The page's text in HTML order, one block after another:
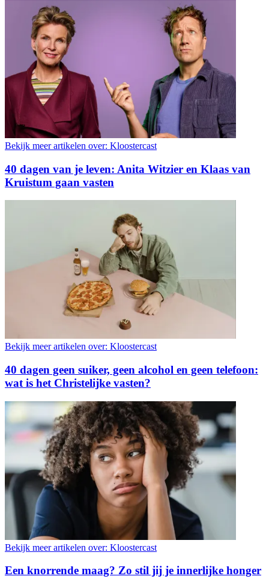
Bekijk meer artikelen over: Kloostercast
40 dagen van je leven: Anita Witzier en Klaas van
Kruistum gaan vasten
Bekijk meer artikelen over: Kloostercast
40 dagen geen suiker, geen alcohol en geen telefoon:
wat is het Christelijke vasten?
Bekijk meer artikelen over: Kloostercast
Een knorrende maag? Zo stil jij je innerlijke honger